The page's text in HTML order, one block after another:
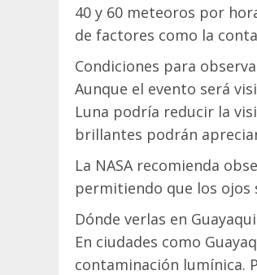
40 y 60 meteoros por
de factores como la
Condiciones para
Aunque el evento será
Luna podría reducir la
brillantes podrán
La NASA recomienda
permitiendo que los ojos
Dónde verlas en
En ciudades como
contaminación lumínica.